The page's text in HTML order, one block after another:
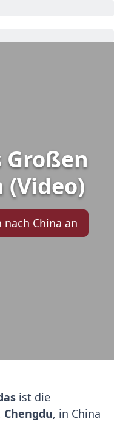
Großen
(Video)
nach China an
ist die
Chengdu, in China